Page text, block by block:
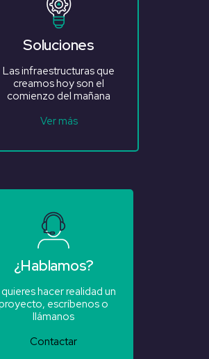
Soluciones
Las infraestructuras que
creamos hoy son el
comienzo del mañana
Ver más
¿Hablamos?
quieres hacer realidad un
escríbenos o
llámanos
Contactar